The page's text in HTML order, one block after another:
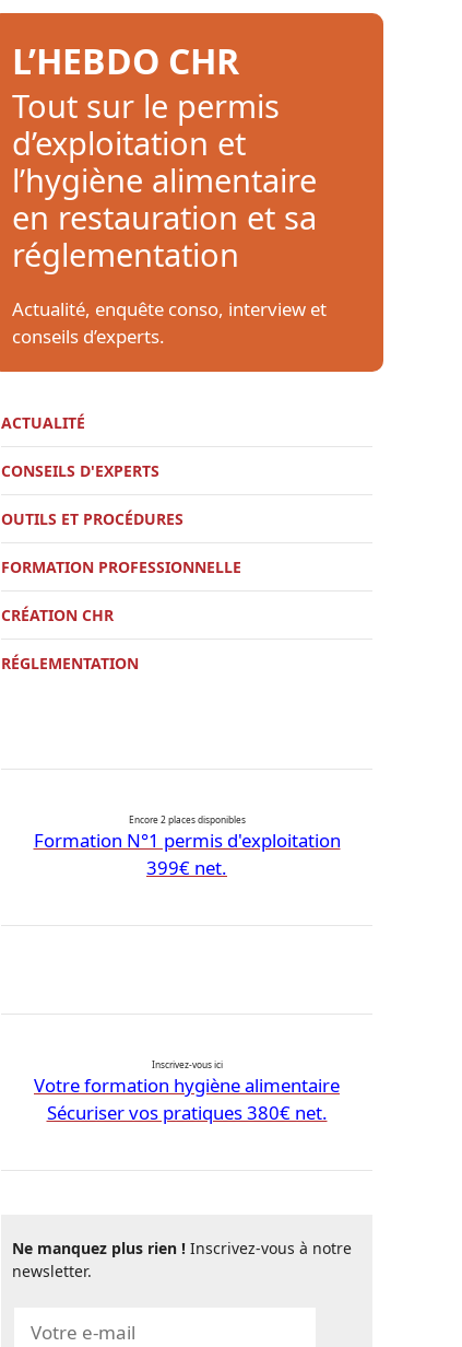
L’HEBDO CHR
Tout sur le permis
d’exploitation et
l’hygiène alimentaire
en restauration et sa
réglementation
Actualité, enquête conso, interview et
conseils d’experts.
ACTUALITÉ
CONSEILS D'EXPERTS
OUTILS ET PROCÉDURES
FORMATION PROFESSIONNELLE
CRÉATION CHR
RÉGLEMENTATION
Encore 2 places disponibles
Formation N°1 permis d'exploitation
399€ net.
Inscrivez-vous ici
Votre formation hygiène alimentaire
Sécuriser vos pratiques 380€ net.
Ne manquez plus rien ! Inscrivez-vous à notre
newsletter.